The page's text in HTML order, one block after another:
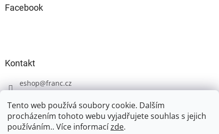
Tento web používá soubory cookie. Dalším
procházením tohoto webu vyjadřujete souhlas s jejich
používáním.. Více informacízde.
Facebook
Kontakt
eshop@franc.cz